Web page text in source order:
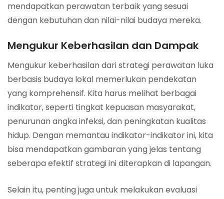
mendapatkan perawatan terbaik yang sesuai
dengan kebutuhan dan nilai-nilai budaya mereka.
Mengukur Keberhasilan dan Dampak
Mengukur keberhasilan dari strategi perawatan luka
berbasis budaya lokal memerlukan pendekatan
yang komprehensif. Kita harus melihat berbagai
indikator, seperti tingkat kepuasan masyarakat,
penurunan angka infeksi, dan peningkatan kualitas
hidup. Dengan memantau indikator-indikator ini, kita
bisa mendapatkan gambaran yang jelas tentang
seberapa efektif strategi ini diterapkan di lapangan.
Selain itu, penting juga untuk melakukan evaluasi